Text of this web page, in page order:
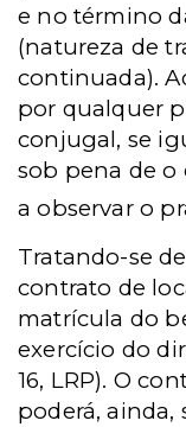
e no término
(natureza de
continuada).
por qualquer
conjugal, se
sob pena de o
a observar o
Tratando-se
contrato de
matrícula do
exercício do
16, LRP). O
poderá, ainda,